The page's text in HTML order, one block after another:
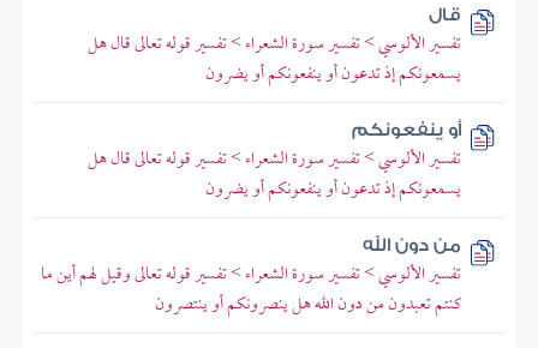
قال
تفسير الألوسي > تفسير سورة الشعراء > تفسير قوله تعالى قال هل
يسمعونكم إذ تدعون أو ينفعونكم أو يضرون
أو ينفعونكم
تفسير الألوسي > تفسير سورة الشعراء > تفسير قوله تعالى قال هل
يسمعونكم إذ تدعون أو ينفعونكم أو يضرون
من دون الله
تفسير الألوسي > تفسير سورة الشعراء > تفسير قوله تعالى وقيل لهم أين ما
كنتم تعبدون من دون الله هل ينصرونكم أو ينتصرون